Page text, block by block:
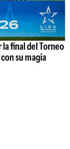
la final del Torneo
su magia